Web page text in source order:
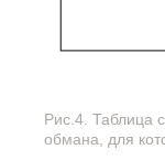
Рис.4. Таблица
обмана, для